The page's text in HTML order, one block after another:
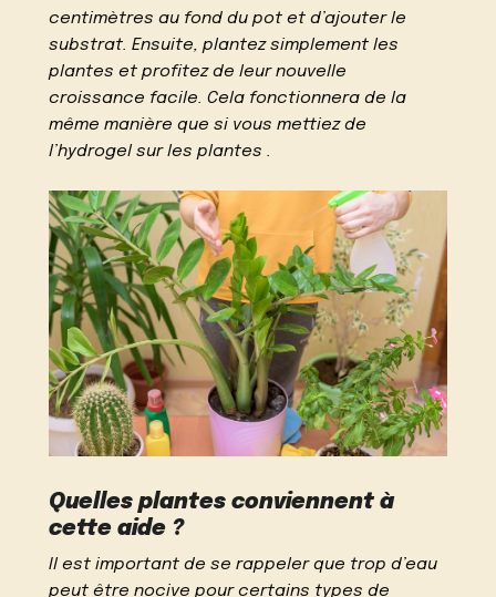
centimètres au fond du pot et d’ajouter le
substrat. Ensuite, plantez simplement les
plantes et profitez de leur nouvelle
croissance facile. Cela fonctionnera de la
même manière que si vous mettiez de
l’hydrogel sur les plantes .
Quelles plantes conviennent à
cette aide ?
Il est important de se rappeler que trop d’eau
peut être nocive pour certains types de